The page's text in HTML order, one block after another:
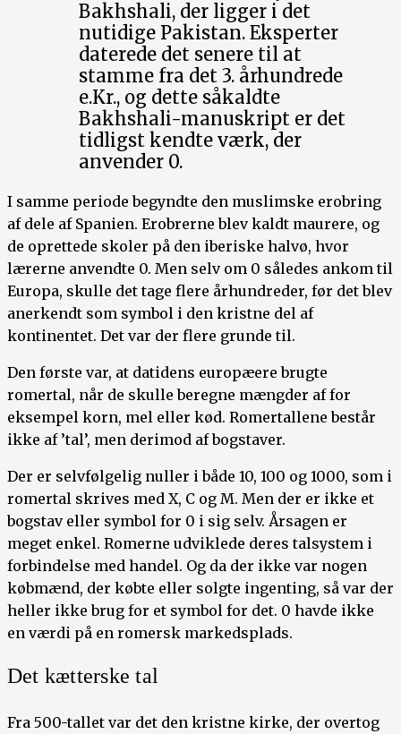
Bakhshali, der ligger i det
nutidige Pakistan. Eksperter
daterede det senere til at
stamme fra det 3. århundrede
e.Kr., og dette såkaldte
Bakhshali-manuskript er det
tidligst kendte værk, der
anvender 0.
I samme periode begyndte den muslimske erobring
af dele af Spanien. Erobrerne blev kaldt maurere, og
de oprettede skoler på den iberiske halvø, hvor
lærerne anvendte 0. Men selv om 0 således ankom til
Europa, skulle det tage flere århundreder, før det blev
anerkendt som symbol i den kristne del af
kontinentet. Det var der flere grunde til.
Den første var, at datidens europæere brugte
romertal, når de skulle beregne mængder af for
eksempel korn, mel eller kød. Romertallene består
ikke af ’tal’, men derimod af bogstaver.
Der er selvfølgelig nuller i både 10, 100 og 1000, som i
romertal skrives med X, C og M. Men der er ikke et
bogstav eller symbol for 0 i sig selv. Årsagen er
meget enkel. Romerne udviklede deres talsystem i
forbindelse med handel. Og da der ikke var nogen
købmænd, der købte eller solgte ingenting, så var der
heller ikke brug for et symbol for det. 0 havde ikke
en værdi på en romersk markedsplads.
Det kætterske tal
Fra 500-tallet var det den kristne kirke, der overtog